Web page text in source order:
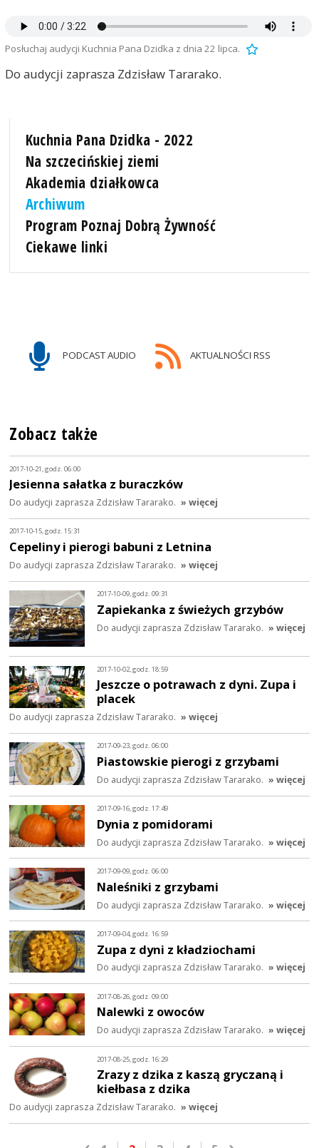
Posłuchaj audycji Kuchnia Pana Dzidka z dnia 22 lipca.
Do audycji zaprasza Zdzisław Tararako.
Kuchnia Pana Dzidka - 2022
Na szczecińskiej ziemi
Akademia działkowca
Archiwum
Program Poznaj Dobrą Żywność
Ciekawe linki
PODCAST AUDIO AKTUALNOŚCI RSS
Zobacz także
2017-10-21, godz. 06:00
Jesienna sałatka z buraczków
Do audycji zaprasza Zdzisław Tararako. » więcej
2017-10-15, godz. 15:31
Cepeliny i pierogi babuni z Letnina
Do audycji zaprasza Zdzisław Tararako. » więcej
2017-10-09, godz. 09:31
Zapiekanka z świeżych grzybów
Do audycji zaprasza Zdzisław Tararako. » więcej
2017-10-02, godz. 18:59
Jeszcze o potrawach z dyni. Zupa i
placek
Do audycji zaprasza Zdzisław Tararako. » więcej
2017-09-23, godz. 06:00
Piastowskie pierogi z grzybami
Do audycji zaprasza Zdzisław Tararako. » więcej
2017-09-16, godz. 17:49
Dynia z pomidorami
Do audycji zaprasza Zdzisław Tararako. » więcej
2017-09-09, godz. 06:00
Naleśniki z grzybami
Do audycji zaprasza Zdzisław Tararako. » więcej
2017-09-04, godz. 16:59
Zupa z dyni z kładziochami
Do audycji zaprasza Zdzisław Tararako. » więcej
2017-08-26, godz. 09:00
Nalewki z owoców
Do audycji zaprasza Zdzisław Tararako. » więcej
2017-08-25, godz. 16:29
Zrazy z dzika z kaszą gryczaną i
kiełbasa z dzika
Do audycji zaprasza Zdzisław Tararako. » więcej